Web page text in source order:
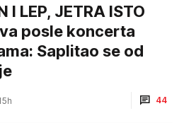
I LEP, JETRA ISTO
posle koncerta
Saplitao se od
44